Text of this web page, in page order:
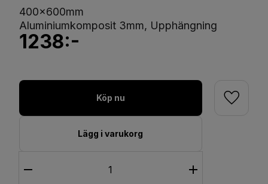
400x600mm
Aluminiumkomposit 3mm, Upphängning
1238:-
Köp nu
Lägg i varukorg